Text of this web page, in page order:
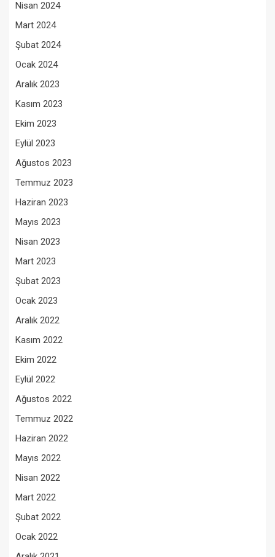
Nisan 2024
Mart 2024
Şubat 2024
Ocak 2024
Aralık 2023
Kasım 2023
Ekim 2023
Eylül 2023
Ağustos 2023
Temmuz 2023
Haziran 2023
Mayıs 2023
Nisan 2023
Mart 2023
Şubat 2023
Ocak 2023
Aralık 2022
Kasım 2022
Ekim 2022
Eylül 2022
Ağustos 2022
Temmuz 2022
Haziran 2022
Mayıs 2022
Nisan 2022
Mart 2022
Şubat 2022
Ocak 2022